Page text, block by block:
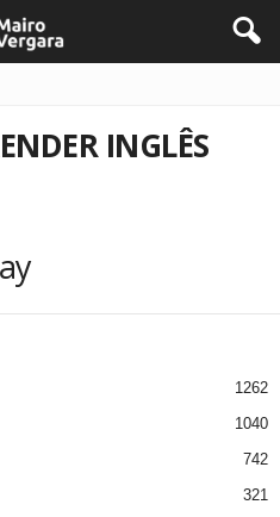
INGLÊS
1262
1040
742
321